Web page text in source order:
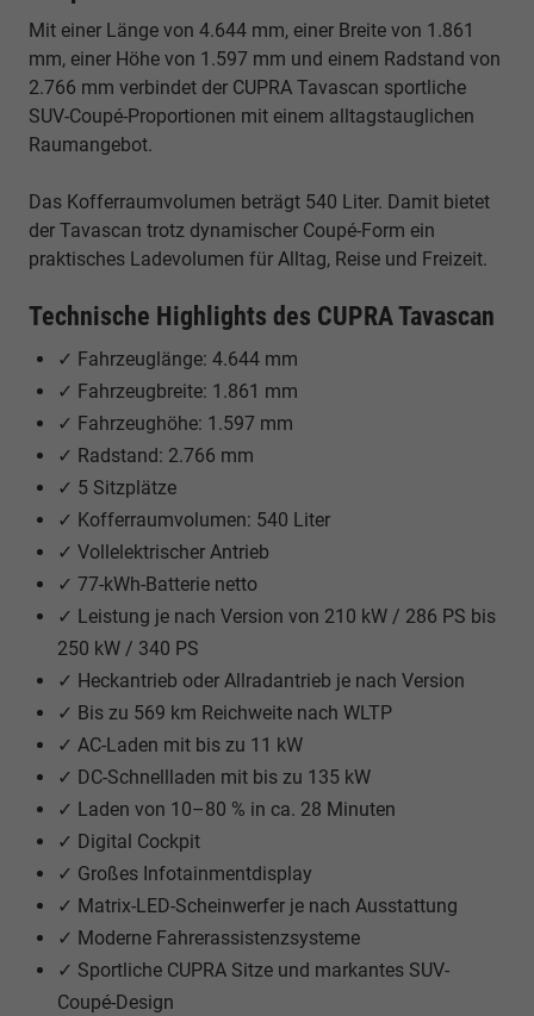
Mit einer Länge von 4.644 mm, einer Breite von 1.861
mm, einer Höhe von 1.597 mm und einem Radstand von
2.766 mm verbindet der CUPRA Tavascan sportliche
SUV-Coupé-Proportionen mit einem alltagstauglichen
Raumangebot.
Das Kofferraumvolumen beträgt 540 Liter. Damit bietet
der Tavascan trotz dynamischer Coupé-Form ein
praktisches Ladevolumen für Alltag, Reise und Freizeit.
Technische Highlights des CUPRA Tavascan
✓ Fahrzeuglänge: 4.644 mm
✓ Fahrzeugbreite: 1.861 mm
✓ Fahrzeughöhe: 1.597 mm
✓ Radstand: 2.766 mm
✓ 5 Sitzplätze
✓ Kofferraumvolumen: 540 Liter
✓ Vollelektrischer Antrieb
✓ 77-kWh-Batterie netto
✓ Leistung je nach Version von 210 kW / 286 PS bis
250 kW / 340 PS
✓ Heckantrieb oder Allradantrieb je nach Version
✓ Bis zu 569 km Reichweite nach WLTP
✓ AC-Laden mit bis zu 11 kW
✓ DC-Schnellladen mit bis zu 135 kW
✓ Laden von 10–80 % in ca. 28 Minuten
✓ Digital Cockpit
✓ Großes Infotainmentdisplay
✓ Matrix-LED-Scheinwerfer je nach Ausstattung
✓ Moderne Fahrerassistenzsysteme
✓ Sportliche CUPRA Sitze und markantes SUV-
Coupé-Design